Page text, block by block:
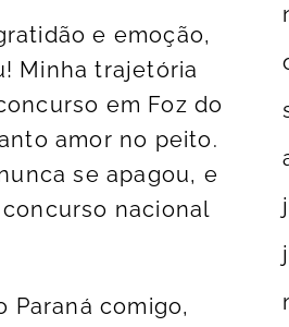
e emoção,
Minha trajetória
em Foz do
amor no peito.
se apagou, e
nacional
Paraná comigo,